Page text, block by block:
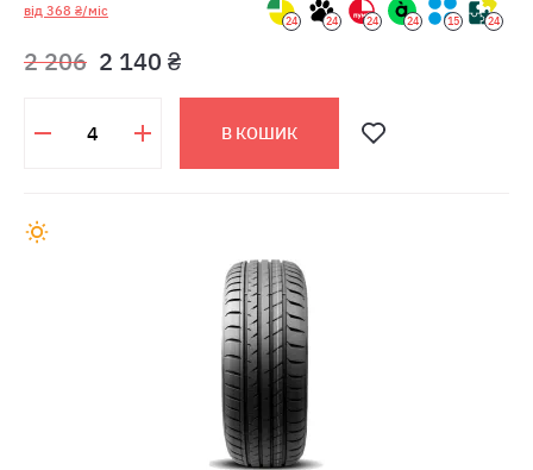
від 368 ₴/міс
24 24 24 24 15 24
2 206 2 140 ₴
В КОШИК